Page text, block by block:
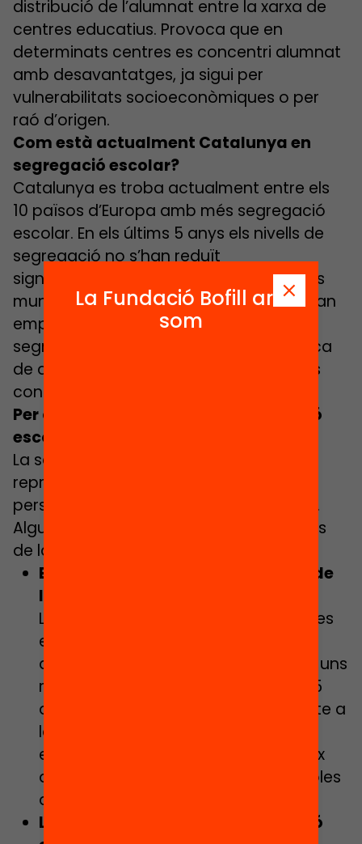
distribució de l’alumnat entre la xarxa de
centres educatius. Provoca que en
determinats centres es concentri alumnat
amb desavantatges, ja sigui per
vulnerabilitats socioeconòmiques o per
raó d’origen.
Com està actualment Catalunya en
segregació escolar?
Catalunya es troba actualment entre els
10 països d’Europa amb més segregació
escolar. En els últims 5 anys els nivells de
segregació no s’han reduït
significativament i més de la meitat dels
municipis de més de 10.000 habitants han
empitjorat. Aquests alts nivells de
segregació escolar assenyalen la manca
de desplegament de mesures efectives
contra la segregació.
Per què és tan rellevant la segregació
escolar?
La segregació, a part de ser moralment
reprovable, és molt nociva per a les
persones i els municipis que la pateixen.
Algunes de les conseqüències negatives
de la segregació escolar són:
Empitjora els resultats educatius de
les persones que la pateixen.
L’alumnat vulnerable que va a centres
educatius amb concentració
d’alumnat vulnerable, als 15 anys, té uns
resultats educatius equivalents a 2,5
anys menys d’escolarització respecte a
la mitjana global de l’alumnat. Un
efecte que pràcticament desapareix
quan l’alumnat vulnerable va a escoles
diverses.
Les societats amb més segregació
La Fundació Bofill ara
som